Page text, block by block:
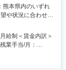
フト管理
完全閉館日あ
熊本県内のいずれ
や状況に合わせて
給制＜賃金内訳＞
業手当/月：